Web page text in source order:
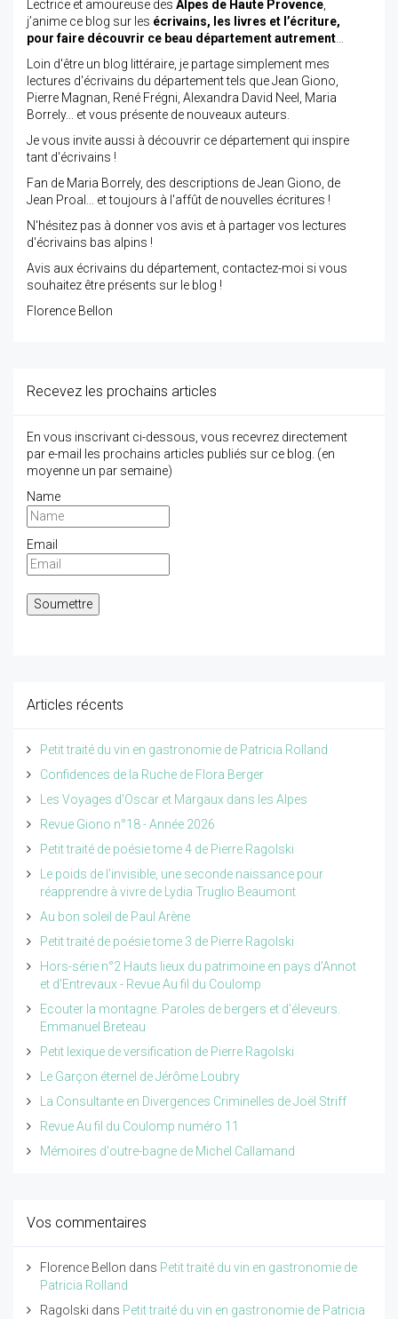
Lectrice et amoureuse des Alpes de Haute Provence
j’anime ce blog sur les écrivains, les livres et l’écriture,
pour faire découvrir ce beau département autrement
Loin d'être un blog littéraire, je partage simplement mes
lectures d'écrivains du département tels que Jean Giono,
Pierre Magnan, René Frégni, Alexandra David Neel, Maria
Borrely... et vous présente de nouveaux auteurs.
Je vous invite aussi à découvrir ce département qui inspire
tant d'écrivains !
Fan de Maria Borrely, des descriptions de Jean Giono, de
Jean Proal... et toujours à l'affût de nouvelles écritures !
N'hésitez pas à donner vos avis et à partager vos lectures
d'écrivains bas alpins !
Avis aux écrivains du département, contactez-moi si vous
souhaitez être présents sur le blog !
Florence Bellon
Recevez les prochains articles
En vous inscrivant ci-dessous, vous recevrez directement
par e-mail les prochains articles publiés sur ce blog. (en
moyenne un par semaine)
Name
Email
Articles récents
Petit traité du vin en gastronomie de Patricia Rolland
Confidences de la Ruche de Flora Berger
Les Voyages d'Oscar et Margaux dans les Alpes
Revue Giono n°18 - Année 2026
Petit traité de poésie tome 4 de Pierre Ragolski
Le poids de l'invisible, une seconde naissance pour
réapprendre à vivre de Lydia Truglio Beaumont
Au bon soleil de Paul Arène
Petit traité de poésie tome 3 de Pierre Ragolski
Hors-série n°2 Hauts lieux du patrimoine en pays d'Annot
et d'Entrevaux - Revue Au fil du Coulomp
Ecouter la montagne. Paroles de bergers et d'éleveurs.
Emmanuel Breteau
Petit lexique de versification de Pierre Ragolski
Le Garçon éternel de Jérôme Loubry
La Consultante en Divergences Criminelles de Joël Striff
Revue Au fil du Coulomp numéro 11
Mémoires d'outre-bagne de Michel Callamand
Vos commentaires
Florence Bellon dans Petit traité du vin en gastronomie de
Patricia Rolland
Ragolski dans Petit traité du vin en gastronomie de Patricia